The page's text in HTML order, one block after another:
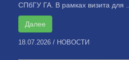
СПбГУ ГА. В рамках визита для ...
Далее
18.07.2026 / НОВОСТИ